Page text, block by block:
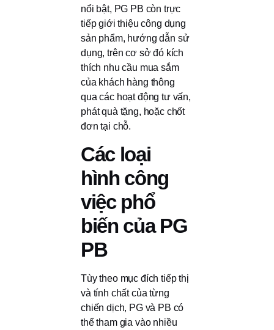
nổi bật, PG PB còn trực
tiếp giới thiệu công dụng
sản phẩm, hướng dẫn sử
dụng, trên cơ sở đó kích
thích nhu cầu mua sắm
của khách hàng thông
qua các hoạt động tư vấn,
phát quà tặng, hoặc chốt
đơn tại chỗ.
Các loại
hình công
việc phổ
biến của PG
PB
Tùy theo mục đích tiếp thị
và tính chất của từng
chiến dịch, PG và PB có
thể tham gia vào nhiều